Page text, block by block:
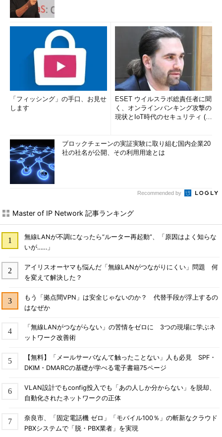
「フィッシング」の手口、お見せ
します
ESET ウイルスラボ総責任者に聞
く、オンラインバンキング攻撃の
現状とIoT時代のセキュリティ (1/
ブロックチェーンの実証実験に取り組む国内企業20
社の社名が公開、その利用用途とは
Recommended by
Master of IP Network 記事ランキング
無線LANが不調になったら“ルーター再起動”、「原因はよく知らな
いが……」
アイリスオーヤマも悩んだ「無線LANがつながりにくい」問題 何
を変えて解決した？
もう「拠点間VPN」は安全じゃないのか？ 代替手段が浮上するの
はなぜか
「無線LANがつながらない」の苦情をゼロに 3つの現場に学ぶネ
ットワーク改善術
【無料】「メールサーバなんて触ったことない」人も必見 SPF・
DKIM・DMARCの基礎が学べる電子書籍75ページ
VLAN設計でもconfig投入でも「あの人しか分からない」を脱却、
自動化されたネットワークの正体
奈良市、「固定電話機 ゼロ」「モバイル100％」の斬新なクラウド
PBXシステムで「脱・PBX業者」を実現